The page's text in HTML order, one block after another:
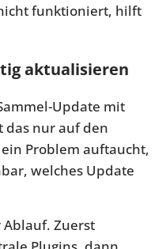
funktioniert, hilft
aktualisieren
Update mit
das nur auf den
Problem auftaucht,
welches Update
Zuerst